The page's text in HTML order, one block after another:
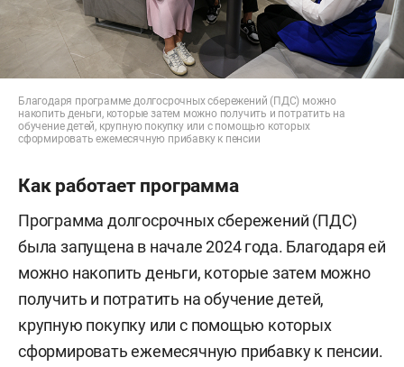
Благодаря программе долгосрочных сбережений (ПДС) можно
накопить деньги, которые затем можно получить и потратить на
обучение детей, крупную покупку или с помощью которых
сформировать ежемесячную прибавку к пенсии
Как работает программа
Программа долгосрочных сбережений (ПДС)
была запущена в начале 2024 года. Благодаря ей
можно накопить деньги, которые затем можно
получить и потратить на обучение детей,
крупную покупку или с помощью которых
сформировать ежемесячную прибавку к пенсии.